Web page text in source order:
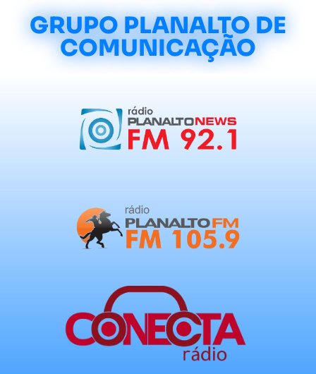
GRUPO PLANALTO DE
COMUNICAÇÃO